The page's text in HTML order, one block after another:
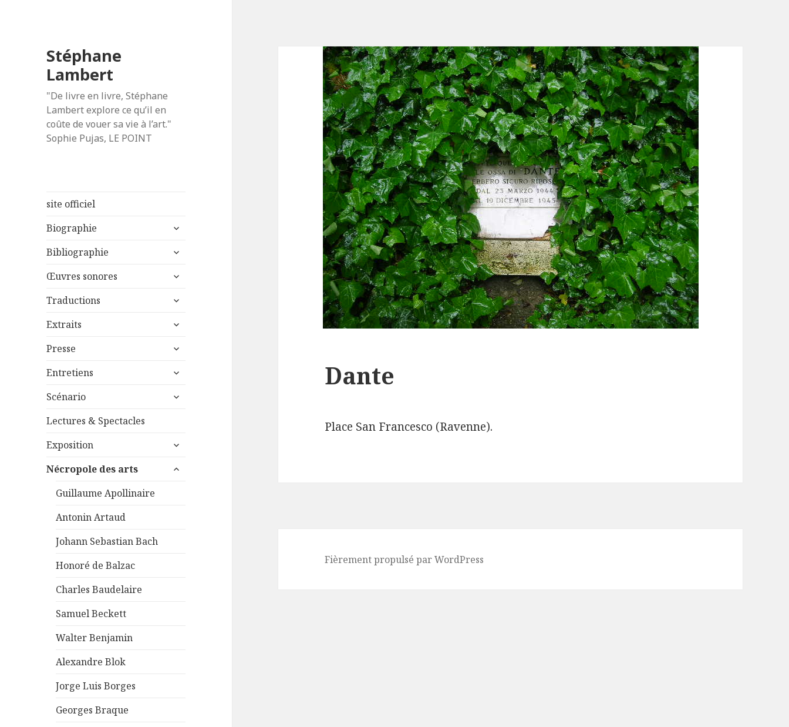
Stéphane
Lambert
"De livre en livre, Stéphane
Lambert explore ce qu’il en
coûte de vouer sa vie à l’art."
Sophie Pujas, LE POINT
site officiel
Biographie
ouvrir
sous-
Bibliographie
ouvrir
sous-
Œuvres sonores
ouvrir
sous-
Traductions
ouvrir
sous-
Extraits
ouvrir
sous-
Presse
ouvrir
sous-
Entretiens
ouvrir
sous-
Scénario
ouvrir
Lectures & Spectacles
Exposition
ouvrir
sous-
Nécropole des arts
ouvrir
Guillaume Apollinaire
Antonin Artaud
Johann Sebastian Bach
Honoré de Balzac
Charles Baudelaire
Samuel Beckett
Walter Benjamin
Alexandre Blok
Jorge Luis Borges
Georges Braque
Dante
Place San Francesco (Ravenne).
Fièrement propulsé par WordPress